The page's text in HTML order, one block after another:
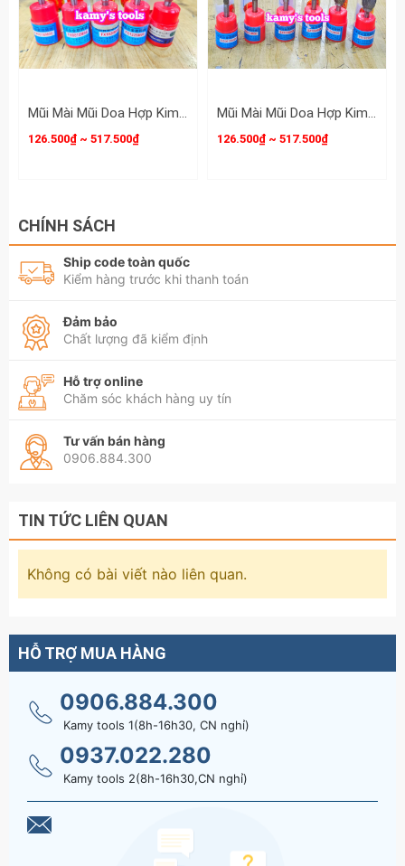
Hãy liên hệ với kamytools để biết thêm thông
tin chi tiết sản phẩm mũi Mài Mũi Doa Hợp Kim
Thép GX 6mm 8mm 10mm 12mm 14mm
Mũi Mài Mũi Doa Hợp Kim Thép Fx 6mm 8mm 10mm 12mm 14mm 16mm
126.500₫ ~ 517.500₫
Mũi Mài Mũi Doa Hợp Kim Thép Jinyingpai Ex 6mm 8mm 10mm 14mm 16mm
126.500₫ ~ 517.500₫
CHÍNH SÁCH
Ship code toàn quốc
Kiểm hàng trước khi thanh toán
Đảm bảo
Chất lượng đã kiểm định
Hỗ trợ online
Chăm sóc khách hàng uy tín
Tư vấn bán hàng
0906.884.300
TIN TỨC LIÊN QUAN
Không có bài viết nào liên quan.
HỖ TRỢ MUA HÀNG
0906.884.300
Kamy tools 1(8h-16h30, CN nghỉ)
0937.022.280
Kamy tools 2(8h-16h30,CN nghỉ)